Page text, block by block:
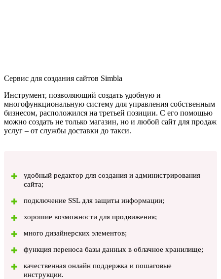
Сервис для создания сайтов Simbla
Инструмент, позволяющий создать удобную и
многофункциональную систему для управления собственным
бизнесом, расположился на третьей позиции. С его помощью
можно создать не только магазин, но и любой сайт для продаж
услуг – от службы доставки до такси.
удобный редактор для создания и администрирования
сайта;
подключение SSL для защиты информации;
хорошие возможности для продвижения;
много дизайнерских элементов;
функция переноса базы данных в облачное хранилище;
качественная онлайн поддержка и пошаговые
инструкции.